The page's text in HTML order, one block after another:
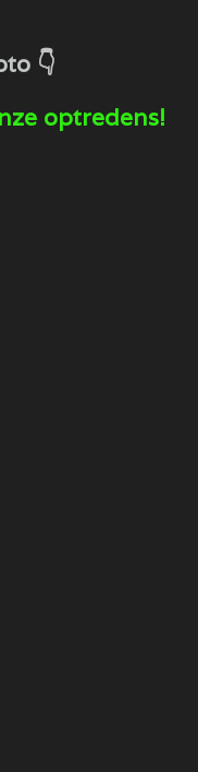
👇
optredens!